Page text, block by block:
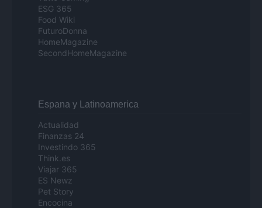
ESG 365
Food Wiki
FuturoDonna
HomeMagazine
SecondHomeMagazine
Espana y Latinoamerica
Actualidad
Finanzas 24
Investindo 365
Think.es
Viajar 365
ES Newz
Pet Story
Encocina